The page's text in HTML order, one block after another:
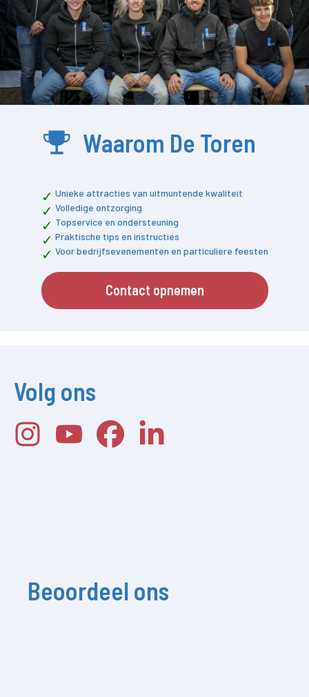
Waarom De Toren
Unieke attracties van uitmuntende kwaliteit
Volledige ontzorging
Topservice en ondersteuning
Praktische tips en instructies
Voor bedrijfsevenementen en particuliere feesten
Contact opnemen
Volg ons
Beoordeel ons